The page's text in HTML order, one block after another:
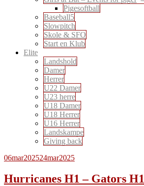
Pigesoftball
Baseball5
Slowpitch
Skole & SFO
Start en Klub
Elite
Landshold
Damer
Herrer
U22 Damer
U23 herre
U18 Damer
U18 Herrer
U16 Herrer
Landskampe
Giving back
06mar202524mar2025
Hurricanes H1 – Gators H1